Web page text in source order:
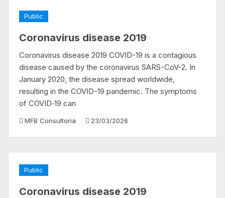
Public
Coronavirus disease 2019
Coronavirus disease 2019 COVID-19 is a contagious
disease caused by the coronavirus SARS-CoV-2. In
January 2020, the disease spread worldwide,
resulting in the COVID-19 pandemic. The symptoms
of COVID‑19 can
MFB Consultoria 23/03/2026
Public
Coronavirus disease 2019